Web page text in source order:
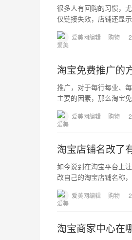
很多人有回购的习惯，
仅链接失效，店铺还显
爱美网编辑 购物
淘宝免费推广的
推广，对于每行每业、
主要的因素，那么淘宝
爱美网编辑 购物
淘宝店铺名改了
如今说到在淘宝平台上
改自己的淘宝店铺名称
爱美网编辑 购物
淘宝商家中心在